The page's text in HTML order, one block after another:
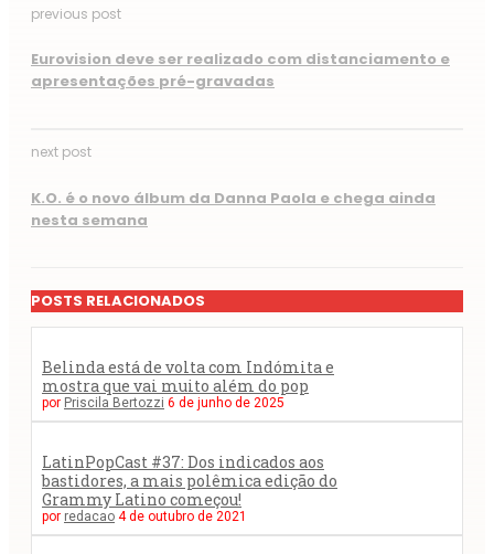
previous post
Eurovision deve ser realizado com distanciamento e
apresentações pré-gravadas
next post
K.O. é o novo álbum da Danna Paola e chega ainda
nesta semana
POSTS RELACIONADOS
Belinda está de volta com Indómita e
mostra que vai muito além do pop
por Priscila Bertozzi 6 de junho de 2025
LatinPopCast #37: Dos indicados aos
bastidores, a mais polêmica edição do
Grammy Latino começou!
por redacao 4 de outubro de 2021